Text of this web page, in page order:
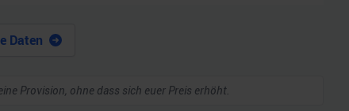
Daten
Provision, ohne dass sich euer Preis erhöht.